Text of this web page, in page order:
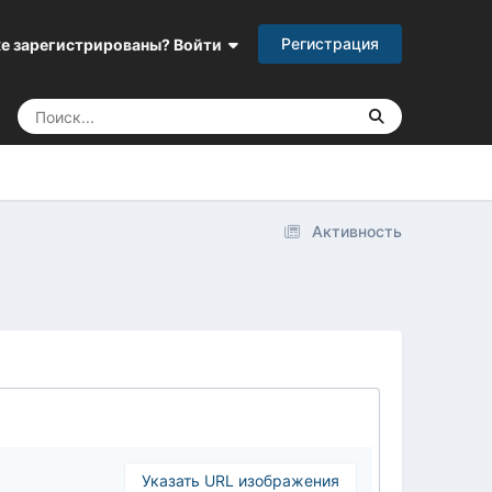
зарегистрированы? Войти Регистрация
Активность
Указать URL изображения